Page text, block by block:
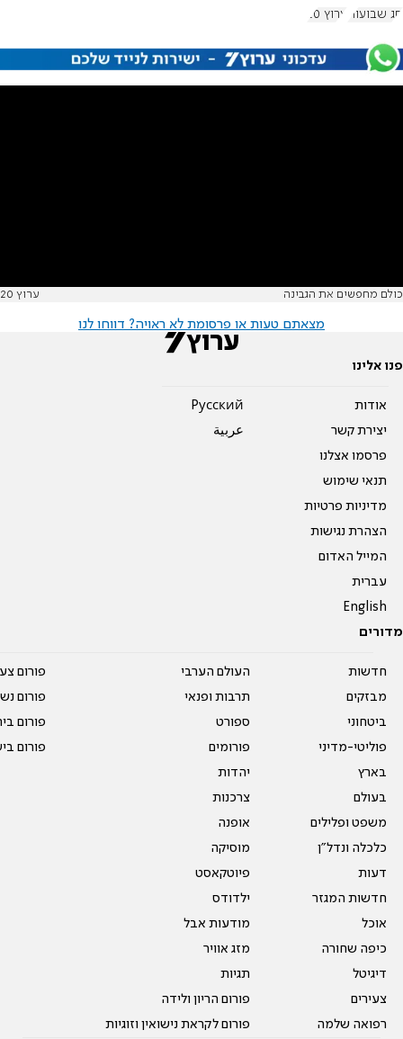
חג שבועות ערוץ 20
כולם מחפשים את הגבינה ערוץ 20
מצאתם טעות או פרסומת לא ראויה? דווחו לנו
פנו אלינו
אודות
יצירת קשר
פרסמו אצלנו
תנאי שימוש
מדיניות פרטיות
הצהרת נגישות
המייל האדום
עברית
English
Pусский
عربية
מדורים
חדשות
מבזקים
ביטחוני
פוליטי-מדיני
בארץ
בעולם
משפט ופלילים
כלכלה ונדל"ן
דעות
חדשות המגזר
אוכל
כיפה שחורה
דיגיטל
צעירים
רפואה שלמה
העולם הערבי
תרבות ופנאי
ספורט
פורומים
יהדות
צרכנות
אופנה
מוסיקה
פיוטקאסט
ילדודס
מודעות אבל
מזג אוויר
תגיות
פורום הריון ולידה
פורום לקראת נישואין וזוגיות
פורום
פורום
פורום
פורום